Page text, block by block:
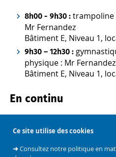
Ce site utilise des cookies
➜Consultez notre politique en
8h00 - 9h30 : trampoline
Mr Fernandez
Bâtiment E, Niveau 1,
9h30 – 12h30 :
physique : Mr Fernandez
Bâtiment E, Niveau 1,
En continu
Stand d'information sur les
Campus Erasme - Bâtiment